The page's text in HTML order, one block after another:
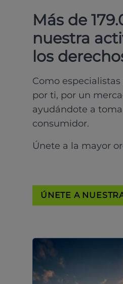
Más de
nuestra
los
Como
por ti, por un
ayudándote a
consumidor.
Únete a la mayor
ÚNETE A